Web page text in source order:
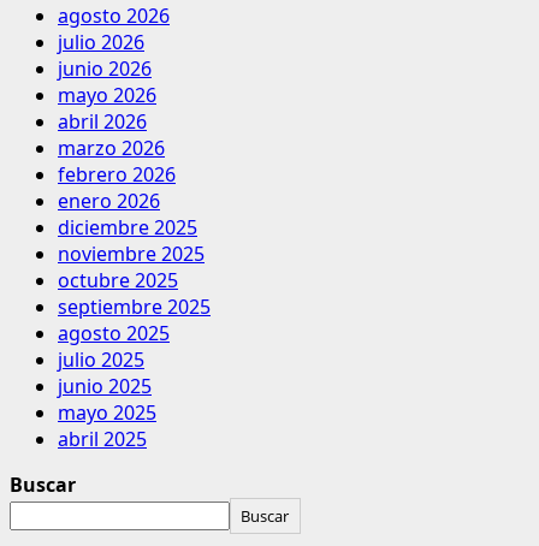
agosto 2026
julio 2026
junio 2026
mayo 2026
abril 2026
marzo 2026
febrero 2026
enero 2026
diciembre 2025
noviembre 2025
octubre 2025
septiembre 2025
agosto 2025
julio 2025
junio 2025
mayo 2025
abril 2025
Buscar
Buscar